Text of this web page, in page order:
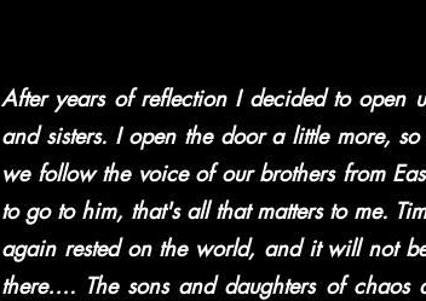
After years of reflection I decided to open
and sisters. I open the door a little more,
we follow the voice of our brothers from
to go to him, that's all that matters to me.
again rested on the world, and it will not
there…. The sons and daughters of chaos